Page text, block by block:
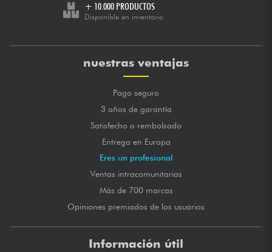
+ 10.000 PRODUCTOS
Disponible en inventario
nuestras ventajas
Pago seguro
3 años de garantía
Satisfecho o rembolsado
Entrega en Europa
Eres un profesional
Ventas intracomunitarias
Más de 700 marcas
Opiniones premiados de los usuarios
Información útil